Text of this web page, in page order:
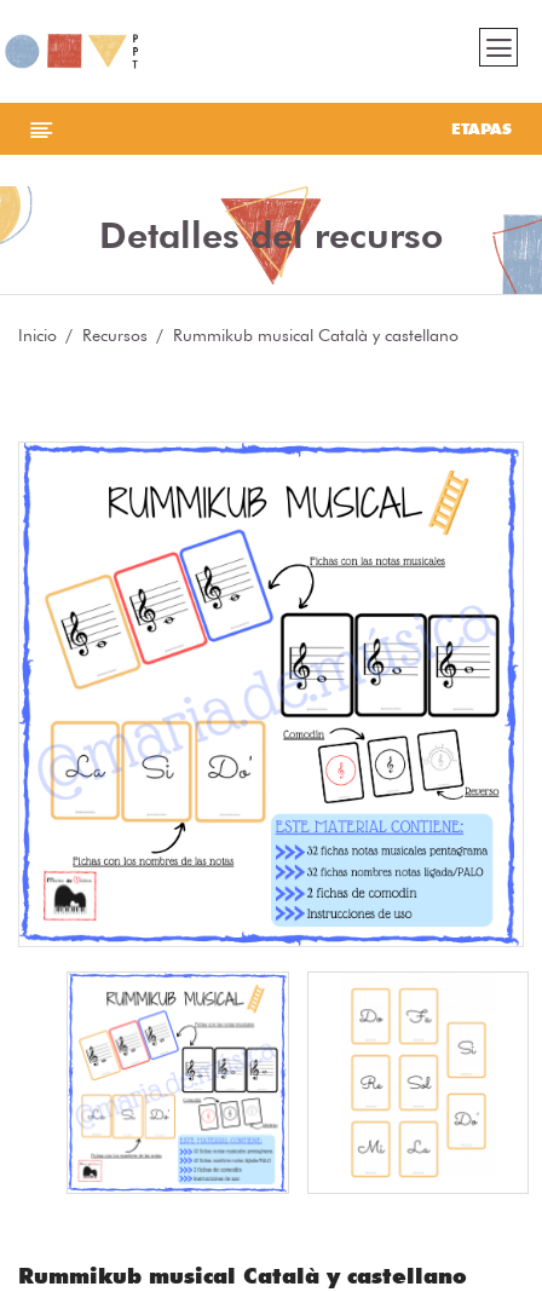
ETAPAS
Detalles del recurso
Inicio Recursos Rummikub musical Català y castellano
Rummikub musical Català y castellano